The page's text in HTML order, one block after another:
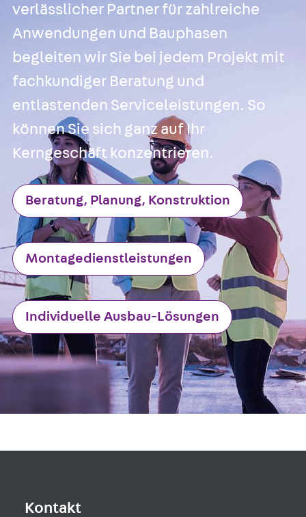
verlässlicher Partner für zahlreiche
Anwendungen und Bauphasen
begleiten wir Sie bei jedem Projekt mit
fachkundiger Beratung und
entlastenden Serviceleistungen. So
können Sie sich ganz auf Ihr
Kerngeschäft konzentrieren.
Beratung, Planung, Konstruktion
Montagedienstleistungen
Individuelle Ausbau-Lösungen
Kontakt